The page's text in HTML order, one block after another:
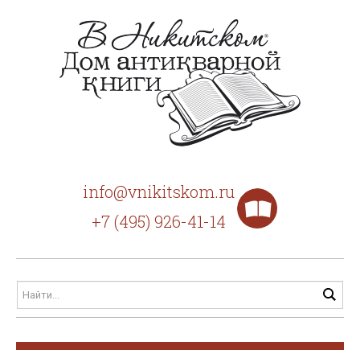
info@vnikitskom.ru
+7 (495) 926-41-14